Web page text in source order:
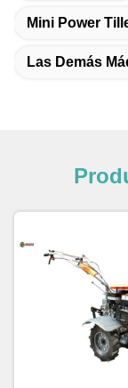
Mini Power
Las Demás